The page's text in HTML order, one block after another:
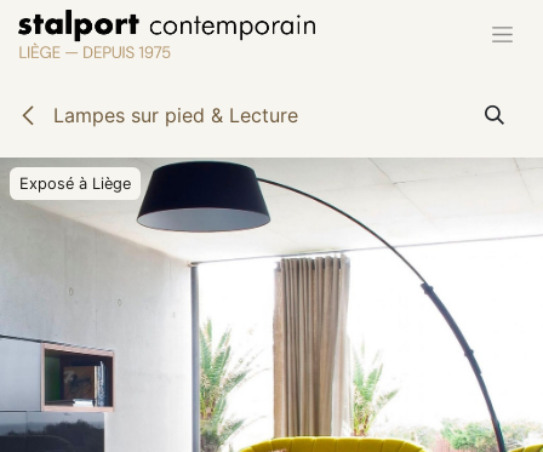
Se rendre au contenu
Lampes sur pied & Lecture
Exposé à Liège